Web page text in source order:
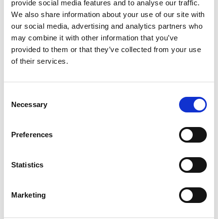
provide social media features and to analyse our traffic.
We also share information about your use of our site with
our social media, advertising and analytics partners who
may combine it with other information that you’ve
provided to them or that they’ve collected from your use
of their services.
Necessary
Preferences
Statistics
Marketing
Stockholm
Nacka
Täby
Järfälla
Huddinge
Tyresö
Sigtuna
Oavsett var du befinner dig i Stockholmsregionen kan du
enkelt beställa rätt servicepaket och få det levererat dit